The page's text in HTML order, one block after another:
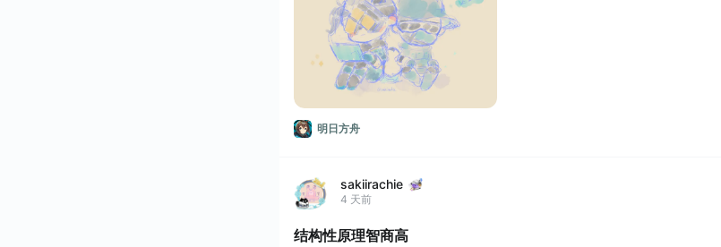
明日方舟
sakiirachie
4 天前
结构性原理智商高